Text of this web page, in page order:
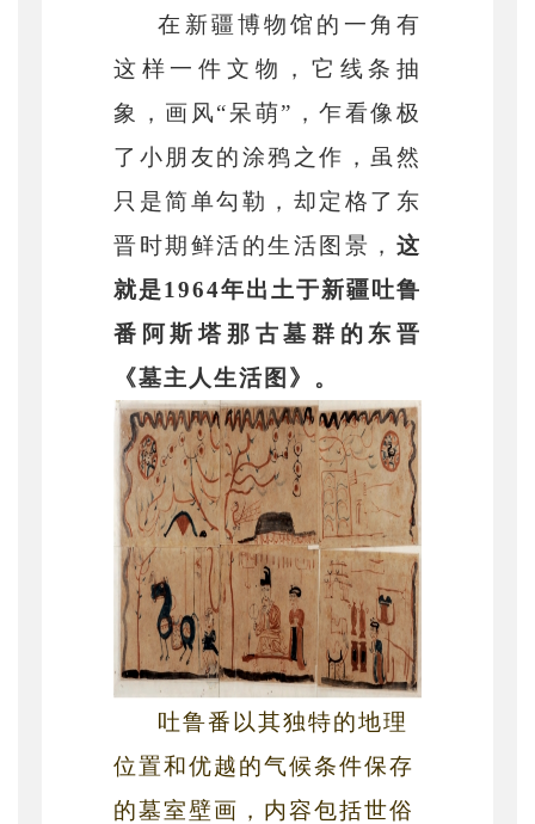
在新疆博物馆的一角有
这样一件文物，它线条抽
象，画风“呆萌”，乍看像极
了小朋友的涂鸦之作，虽然
只是简单勾勒，却定格了东
晋时期鲜活的生活图景， 这
就是1964年出土于新疆吐鲁
番阿斯塔那古墓群的东晋
《墓主人生活图》。
吐鲁番以其独特的地理
位置和优越的气候条件保存
的墓室壁画，内容包括世俗